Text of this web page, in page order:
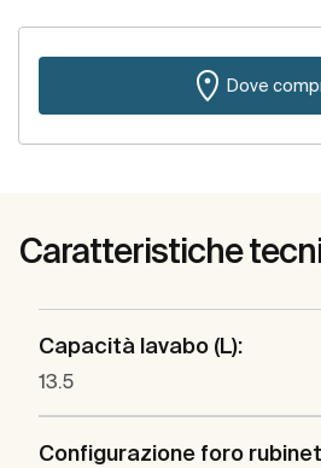
Dove
Caratteristiche
Capacità lavabo (L):
13.5
Configurazione foro